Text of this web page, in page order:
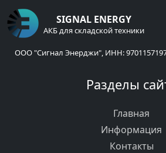
SIGNAL ENERGY
АКБ для складской техники
ООО "Сигнал Энерджи", ИНН:
Разделы
Главная
Информация
Контакты